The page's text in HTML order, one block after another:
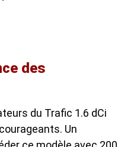
des
du Trafic 1.6 dCi
Un